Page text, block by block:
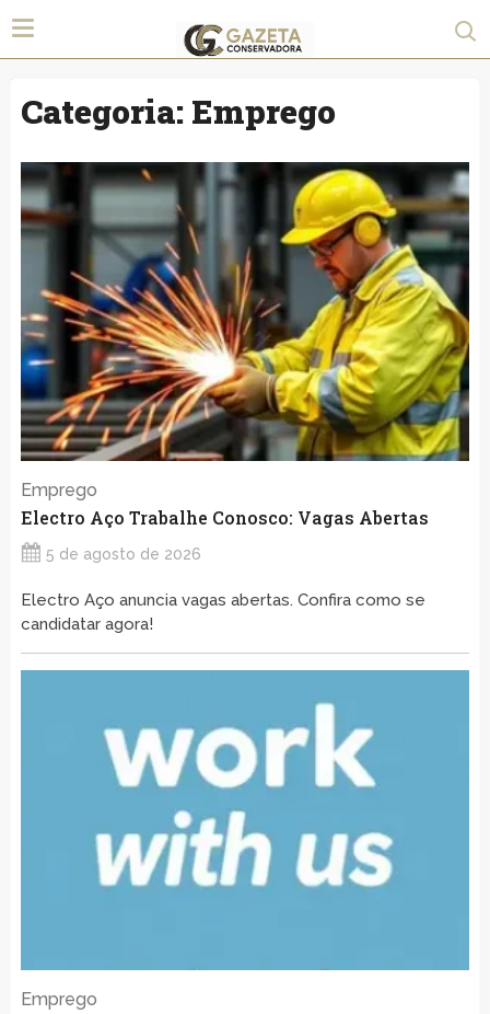
Categoria: Emprego
Emprego
Electro Aço Trabalhe Conosco: Vagas Abertas
5 de agosto de 2026
Electro Aço anuncia vagas abertas. Confira como se
candidatar agora!
Emprego